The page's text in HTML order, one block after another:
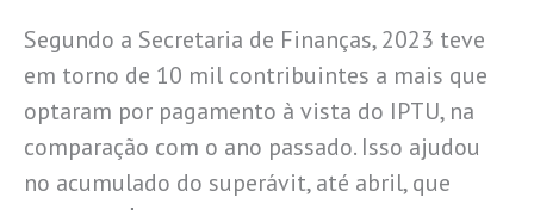
Segundo a Secretaria de Finanças, 2023 teve
em torno de 10 mil contribuintes a mais que
optaram por pagamento à vista do IPTU, na
comparação com o ano passado. Isso ajudou
no acumulado do superávit, até abril, que